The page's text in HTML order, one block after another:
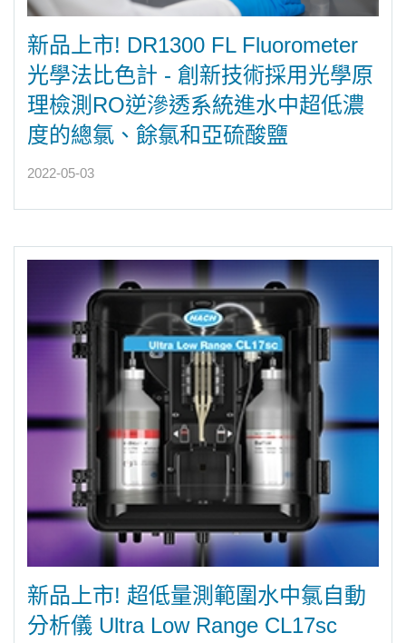
新品上市! DR1300 FL Fluorometer
光學法比色計 - 創新技術採用光學原
理檢測RO逆滲透系統進水中超低濃
度的總氯、餘氯和亞硫酸鹽
2022-05-03
新品上市! 超低量測範圍水中氯自動
分析儀 Ultra Low Range CL17sc